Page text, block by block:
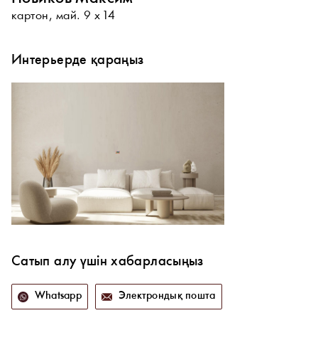
картон, май. 9 х 14
Интерьерде қараңыз
Сатып алу үшін хабарласыңыз
Whatsapp Электрондық пошта